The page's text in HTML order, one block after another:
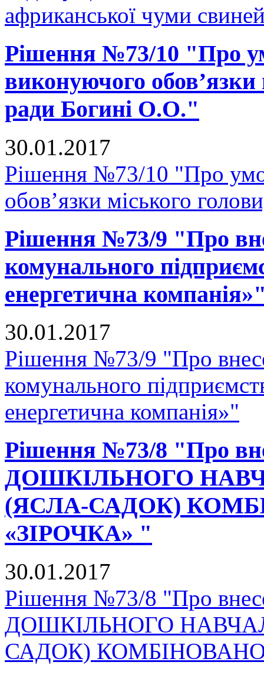
африканської чуми
Рішення №73/10 "Про
виконуючого обов’язки
ради Богині О.О."
30.01.2017
Рішення №73/10 "Про
обов’язки міського
Рішення №73/9 "Про
комунального
енергетична
30.01.2017
Рішення №73/9 "Про
комунального
енергетична компанія»"
Рішення №73/8 "Про
ДОШКІЛЬНОГО
(ЯСЛА-САДОК)
«ЗІРОЧКА» "
30.01.2017
Рішення №73/8 "Про
ДОШКІЛЬНОГО
САДОК)